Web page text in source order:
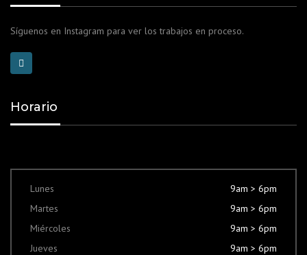
Síguenos en Instagram para ver los trabajos en proceso.
Horario
Lunes
9am > 6pm
Martes
9am > 6pm
Miércoles
9am > 6pm
Jueves
9am > 6pm